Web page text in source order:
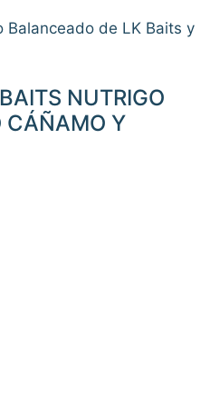
Balanceado de LK Baits y
NUTRIGO
CÁÑAMO Y